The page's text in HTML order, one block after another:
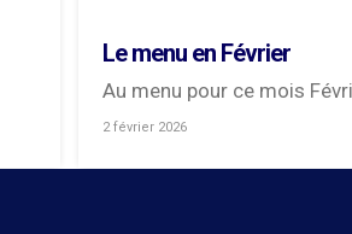
Le menu en Février
Au menu pour ce mois
2 février 2026